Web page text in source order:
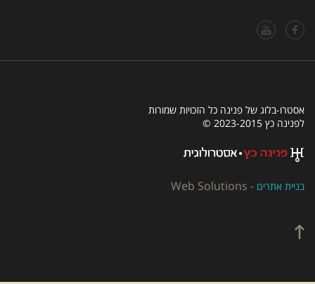
אסטרו-בלוג של פנינה כל הזכויות שמורות
לפנינה כץ 2023-2015 ©
בניית אתרים -
Web Solutions